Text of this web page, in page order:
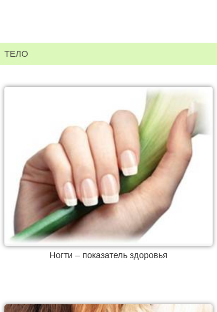
ТЕЛО
Ногти – показатель здоровья